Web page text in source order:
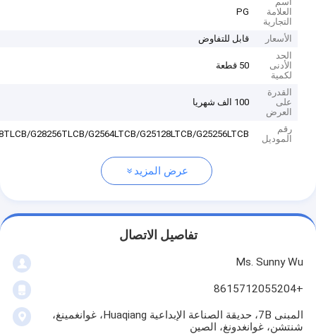
العلامة
التجارية
PG
الأسعار
قابل للتفاوض
الحد
الأدنى
لكمية
50 قطعة
القدرة
على
العرض
100 الف شهريا
رقم
الموديل
G28256TLCB/G2564LTCB/G25128LTCB/G25256LTCB
عرض المزيد
تفاصيل الاتصال
Ms. Sunny Wu
+8615712055204
المبنى 7B، حديقة الصناعة الإبداعية Huaqiang، غوانغمينغ،
شنتشن، غوانغدونغ، الصين